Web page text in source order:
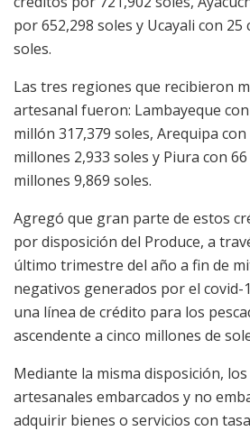
por 652,298 soles y Ucayali con
soles.
Las tres regiones que recibieron
artesanal fueron: Lambayeque
millón 317,379 soles, Arequipa
millones 2,933 soles y Piura con
millones 9,869 soles.
Agregó que gran parte de estos
por disposición del Produce, a
último trimestre del año a fin de
negativos generados por el covid-
una línea de crédito para los
ascendente a cinco millones de
Mediante la misma disposición,
artesanales embarcados y no
adquirir bienes o servicios con